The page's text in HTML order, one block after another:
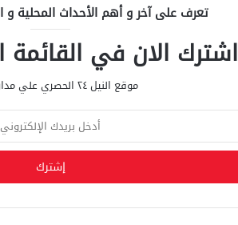
تعرف على آخر و أهم الأحداث المحلية و
اشترك الان في القائمة
موقع النيل ٢٤ الحصري علي مدار الساعة